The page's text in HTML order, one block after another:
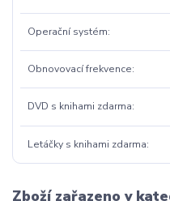
Operační systém
Obnovovací frekvence
DVD s knihami zdarma
Letáčky s knihami zdarma
Zboží zařazeno v